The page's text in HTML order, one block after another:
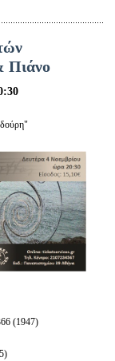
Πιάνο
(1947)